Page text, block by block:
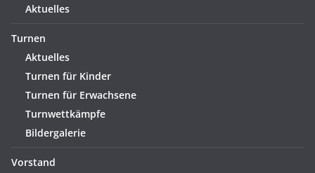
Aktuelles
Turnen
Aktuelles
Turnen für Kinder
Turnen für Erwachsene
Turnwettkämpfe
Bildergalerie
Vorstand